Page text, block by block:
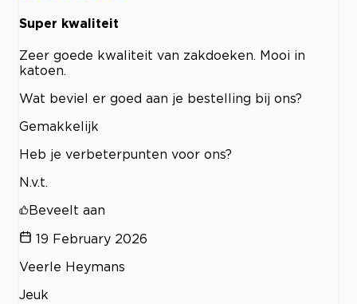
Super kwaliteit
Zeer goede kwaliteit van zakdoeken. Mooi in
katoen.
Wat beviel er goed aan je bestelling bij ons?
Gemakkelijk
Heb je verbeterpunten voor ons?
N.v.t.
Beveelt aan
19 February 2026
Veerle Heymans
Jeuk